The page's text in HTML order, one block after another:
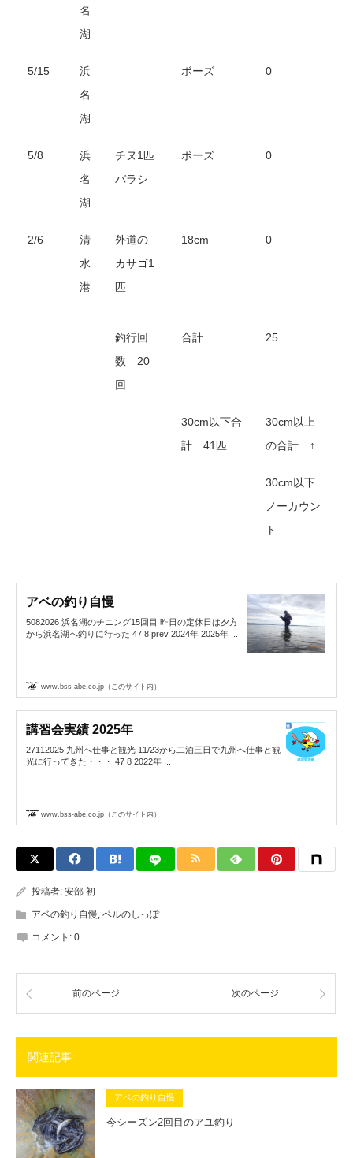
名
湖
5/15
浜
名
湖
ボーズ 0
5/8
浜
名
湖
チヌ1匹
バラシ
ボーズ 0
2/6
清
水
港
外道の
カサゴ1
匹
18cm 0
釣行回
数 20
回
合計 25
30cm以下合
計 41匹
30cm以上
の合計 ↑
30cm以下
ノーカウン
ト
アベの釣り自慢
5082026 浜名湖のチニング15回目 昨日の定休日は夕方
から浜名湖へ釣りに行った 47 8 prev 2024年 2025年 ...
www.bss-abe.co.jp（このサイト内）
講習会実績 2025年
27112025 九州へ仕事と観光 11/23から二泊三日で九州へ仕事と観
光に行ってきた・・・ 47 8 2022年 ...
www.bss-abe.co.jp（このサイト内）
投稿者: 安部 初
アベの釣り自慢, ベルのしっぽ
コメント: 0
前のページ 次のページ
関連記事
アベの釣り自慢
今シーズン2回目のアユ釣り